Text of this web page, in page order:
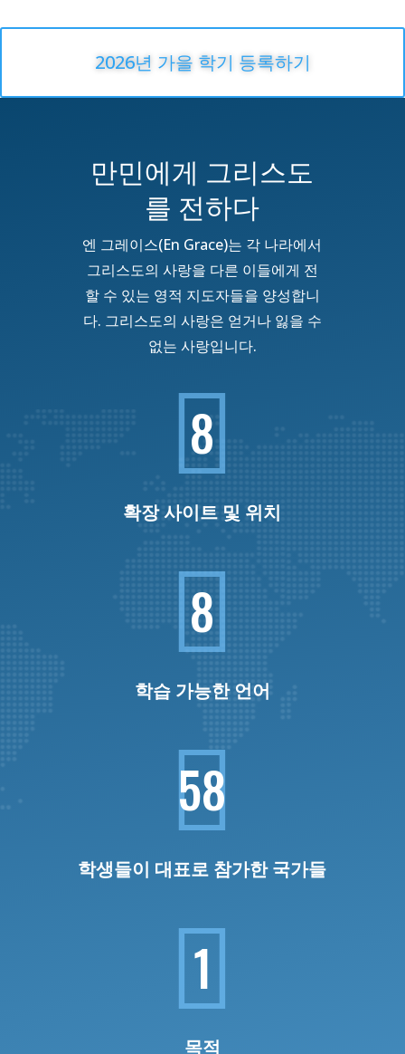
2026년 가을 학기 등록하기
만민에게 그리스도
를 전하다
엔 그레이스(En Grace)는 각 나라에서
그리스도의 사랑을 다른 이들에게 전
할 수 있는 영적 지도자들을 양성합니
다. 그리스도의 사랑은 얻거나 잃을 수
없는 사랑입니다.

8
확장 사이트 및 위치

8
학습 가능한 언어

58
학생들이 대표로 참가한 국가들

1
목적